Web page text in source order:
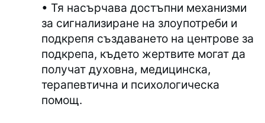
• Тя насърчава достъпни механизми
за сигнализиране на злоупотреби и
подкрепя създаването на центрове за
подкрепа, където жертвите могат да
получат духовна, медицинска,
терапевтична и психологическа
помощ.